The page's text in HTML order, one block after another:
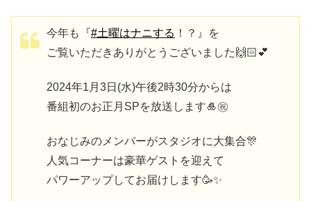
今年も『#土曜はナニする ！？』を
ご覧いただきありがとうございました🙌🏻💕
2024年1月3日(水)午後2時30分からは
番組初のお正月SPを放送します🎍㊗️
おなじみのメンバーがスタジオに大集合🎊
人気コーナーは豪華ゲストを迎えて
パワーアップしてお届けします🥳✨